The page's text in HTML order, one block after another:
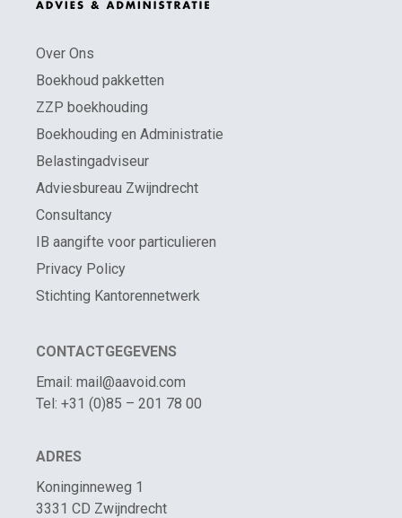
Over Ons
Boekhoud pakketten
ZZP boekhouding
Boekhouding en Administratie
Belastingadviseur
Adviesbureau Zwijndrecht
Consultancy
IB aangifte voor particulieren
Privacy Policy
Stichting Kantorennetwerk
CONTACTGEGEVENS
Email: mail@aavoid.com
Tel: +31 (0)85 – 201 78 00
ADRES
Koninginneweg 1
3331 CD Zwijndrecht